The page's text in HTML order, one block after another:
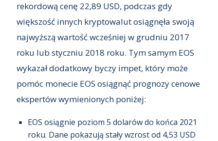
rekordową cenę 22,89 USD, podczas gdy
większość innych kryptowalut osiągnęła swoją
najwyższą wartość wcześniej w grudniu 2017
roku lub styczniu 2018 roku. Tym samym EOS
wykazał dodatkowy byczy impet, który może
pomóc monecie EOS osiągnąć prognozy cenowe
ekspertów wymienionych poniżej:
EOS osiągnie poziom 5 dolarów do końca 2021
roku. Dane pokazują stały wzrost od 4,53 USD